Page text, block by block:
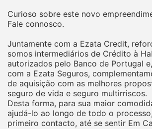
Curioso sobre este novo
Fale connosco.
Juntamente com a Ezata Credit,
somos intermediários de Crédito à
autorizados pelo Banco de Portugal
com a Ezata Seguros,
de aquisição com as melhores
seguro de vida e seguro multirriscos.
Desta forma, para sua maior
ajudá-lo ao longo de todo o
primeiro contacto, até se sentir Em